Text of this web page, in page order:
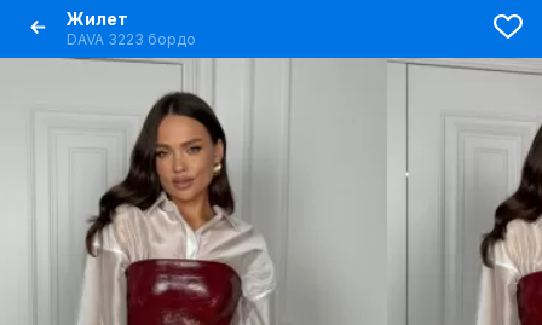
Жилет
DAVA 3223 бордо